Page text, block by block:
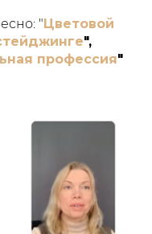
"Цветовой
",
профессия"